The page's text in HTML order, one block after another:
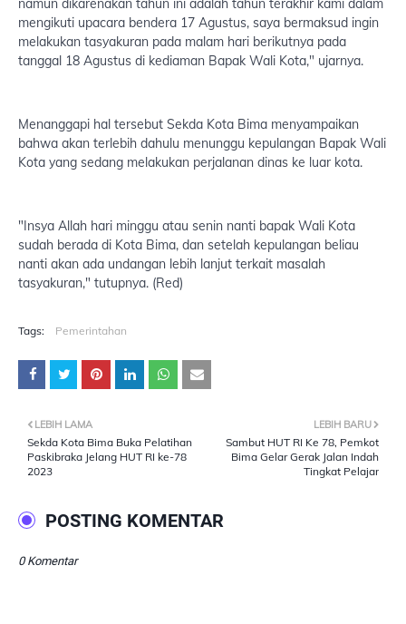
namun dikarenakan tahun ini adalah tahun terakhir kami dalam
mengikuti upacara bendera 17 Agustus, saya bermaksud ingin
melakukan tasyakuran pada malam hari berikutnya pada
tanggal 18 Agustus di kediaman Bapak Wali Kota," ujarnya.
Menanggapi hal tersebut Sekda Kota Bima menyampaikan
bahwa akan terlebih dahulu menunggu kepulangan Bapak Wali
Kota yang sedang melakukan perjalanan dinas ke luar kota.
"Insya Allah hari minggu atau senin nanti bapak Wali Kota
sudah berada di Kota Bima, dan setelah kepulangan beliau
nanti akan ada undangan lebih lanjut terkait masalah
tasyakuran," tutupnya. (Red)
Tags: Pemerintahan
LEBIH BARU
Sambut HUT RI Ke 78, Pemkot
Bima Gelar Gerak Jalan Indah
Tingkat Pelajar
LEBIH LAMA
Sekda Kota Bima Buka Pelatihan
Paskibraka Jelang HUT RI ke-78
2023
POSTING KOMENTAR
0 Komentar